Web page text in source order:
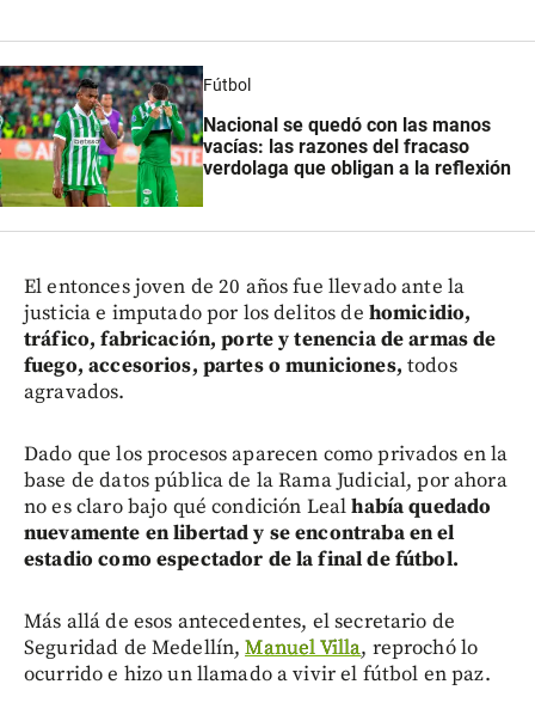
Fútbol
Nacional se quedó con las manos
vacías: las razones del fracaso
verdolaga que obligan a la reflexión
El entonces joven de 20 años fue llevado ante la
justicia e imputado por los delitos de homicidio,
tráfico, fabricación, porte y tenencia de armas de
fuego, accesorios, partes o municiones, todos
agravados.
Dado que los procesos aparecen como privados en la
base de datos pública de la Rama Judicial, por ahora
no es claro bajo qué condición Lealhabía quedado
nuevamente en libertad y se encontraba en el
estadio como espectador de la final de fútbol.
Más allá de esos antecedentes, el secretario de
Seguridad de Medellín,Manuel Villa, reprochó lo
ocurrido e hizo un llamado a vivir el fútbol en paz.